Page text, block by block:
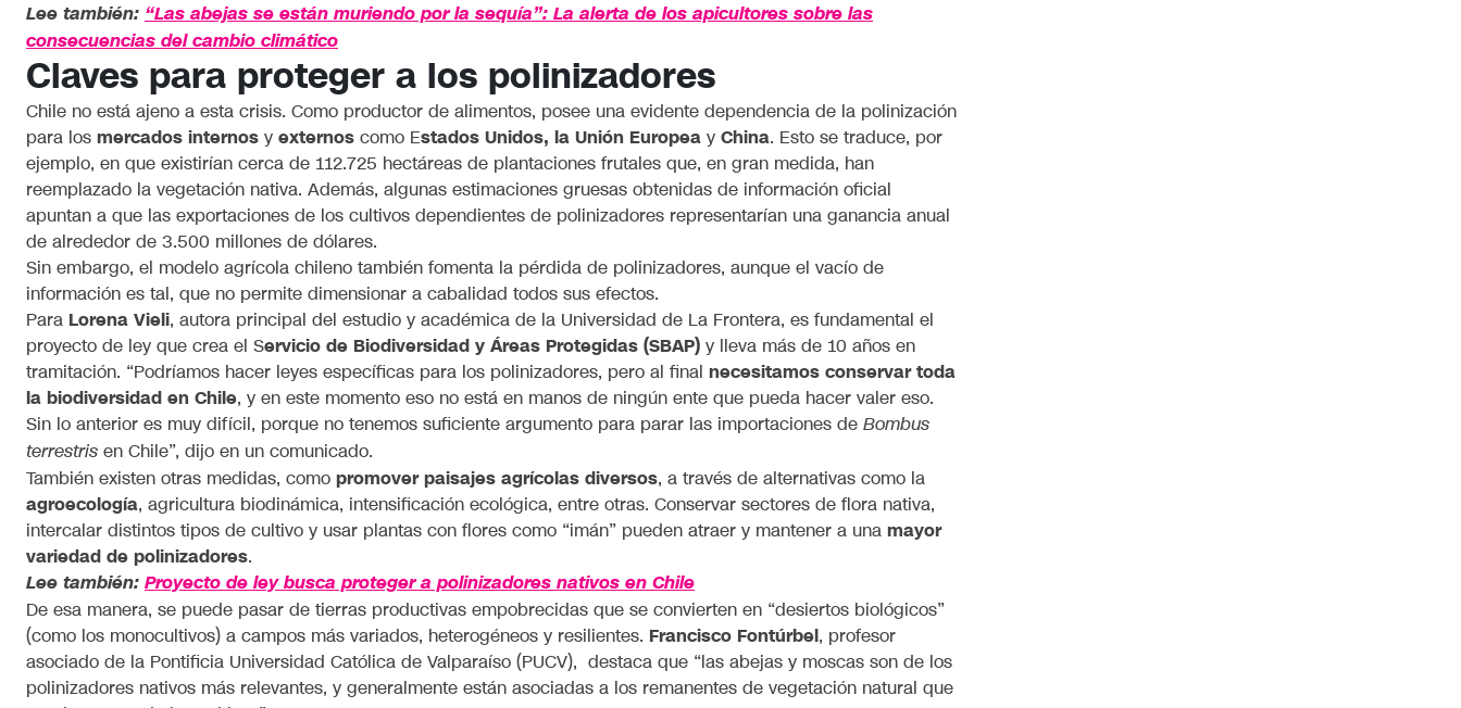
Lee también: “Las abejas se están muriendo por la sequía”: La alerta de los apicultores sobre las
consecuencias del cambio climático
Claves para proteger a los polinizadores
Chile no está ajeno a esta crisis. Como productor de alimentos, posee una evidente dependencia de la polinización
para los mercados internos y externos como Estados Unidos, la Unión Europea y China. Esto se traduce, por
ejemplo, en que existirían cerca de 112.725 hectáreas de plantaciones frutales que, en gran medida, han
reemplazado la vegetación nativa. Además, algunas estimaciones gruesas obtenidas de información oficial
apuntan a que las exportaciones de los cultivos dependientes de polinizadores representarían una ganancia anual
de alrededor de 3.500 millones de dólares.
Sin embargo, el modelo agrícola chileno también fomenta la pérdida de polinizadores, aunque el vacío de
información es tal, que no permite dimensionar a cabalidad todos sus efectos.
Para Lorena Vieli, autora principal del estudio y académica de la Universidad de La Frontera, es fundamental el
proyecto de ley que crea el Servicio de Biodiversidad y Áreas Protegidas (SBAP) y lleva más de 10 años en
tramitación. “Podríamos hacer leyes específicas para los polinizadores, pero al final necesitamos conservar toda
la biodiversidad en Chile, y en este momento eso no está en manos de ningún ente que pueda hacer valer eso.
Sin lo anterior es muy difícil, porque no tenemos suficiente argumento para parar las importaciones de Bombus
terrestris en Chile”, dijo en un comunicado.
También existen otras medidas, como promover paisajes agrícolas diversos, a través de alternativas como la
agroecología, agricultura biodinámica, intensificación ecológica, entre otras. Conservar sectores de flora nativa,
intercalar distintos tipos de cultivo y usar plantas con flores como “imán” pueden atraer y mantener a una mayor
variedad de polinizadores.
Lee también: Proyecto de ley busca proteger a polinizadores nativos en Chile
De esa manera, se puede pasar de tierras productivas empobrecidas que se convierten en “desiertos biológicos”
(como los monocultivos) a campos más variados, heterogéneos y resilientes. Francisco Fontúrbel, profesor
asociado de la Pontificia Universidad Católica de Valparaíso (PUCV), destaca que “las abejas y moscas son de los
polinizadores nativos más relevantes, y generalmente están asociadas a los remanentes de vegetación natural que